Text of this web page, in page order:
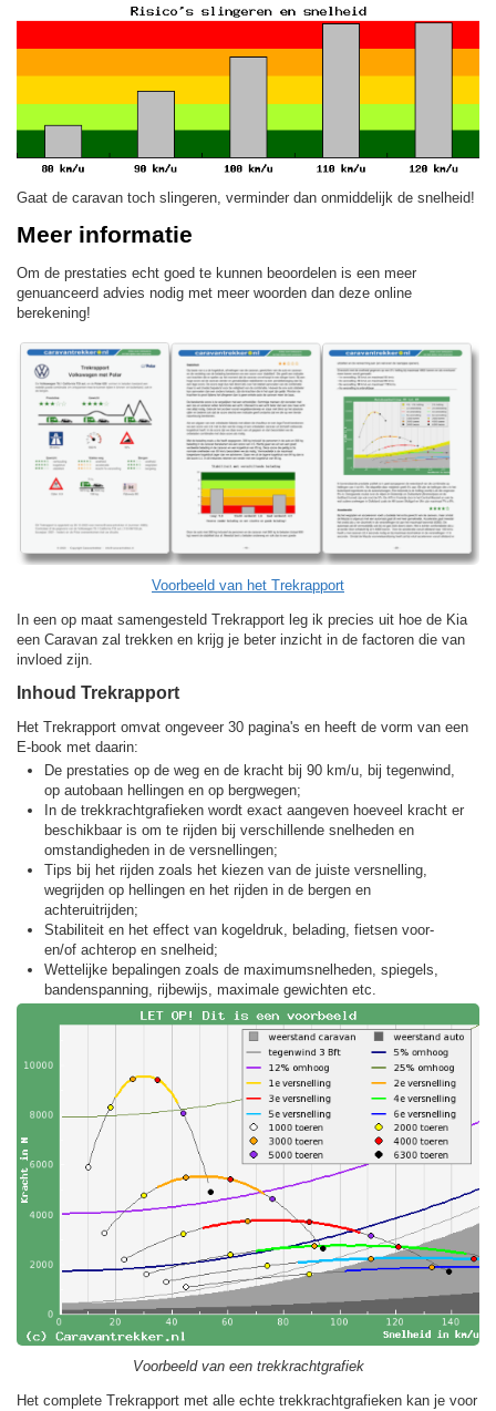
Gaat de caravan toch slingeren, verminder dan onmiddelijk de snelheid!
Meer informatie
Om de prestaties echt goed te kunnen beoordelen is een meer
genuanceerd advies nodig met meer woorden dan deze online
berekening!
Voorbeeld van het Trekrapport
In een op maat samengesteld Trekrapport leg ik precies uit hoe de Kia
een Caravan zal trekken en krijg je beter inzicht in de factoren die van
invloed zijn.
Inhoud Trekrapport
Het Trekrapport omvat ongeveer 30 pagina's en heeft de vorm van een
E-book met daarin:
De prestaties op de weg en de kracht bij 90 km/u, bij tegenwind,
op autobaan hellingen en op bergwegen;
In de trekkracht­grafieken wordt exact aangeven hoeveel kracht er
beschikbaar is om te rijden bij verschillende snelheden en
omstandigheden in de versnellingen;
Tips bij het rijden zoals het kiezen van de juiste versnelling,
wegrijden op hellingen en het rijden in de bergen en
achteruitrijden;
Stabiliteit en het effect van kogeldruk, belading, fietsen voor-
en/of achterop en snelheid;
Wettelijke bepalingen zoals de maximumsnelheden, spiegels,
bandenspanning, rijbewijs, maximale gewichten etc.
Voorbeeld van een trekkrachtgrafiek
Het complete Trekrapport met alle echte trekkrachtgrafieken kan je voor